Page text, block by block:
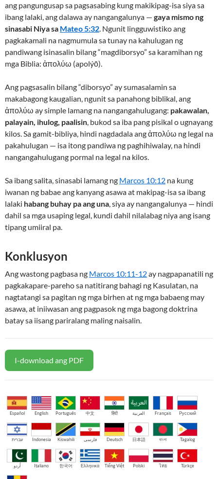
ang pangungusap sa pagsasabing kung makikipag-isa siya sa
ibang lalaki, ang dalawa ay nangangalunya — gaya mismo ng
sinasabi Niya sa Mateo 5:32. Ngunit lingguwistiko ang
pagkakamali na nagmumula sa tunay na kahulugan ng
pandiwang isinasalin bilang “magdiborsyo” sa karamihan ng
mga Biblia: ἀπολύω (apolýō).
Ang pagsasalin bilang “diborsyo” ay sumasalamin sa
makabagong kaugalian, ngunit sa panahong biblikal, ang
ἀπολύω ay simple lamang na nangangahulugang: pakawalan,
palayain, ihulog, paalisin, bukod sa iba pang pisikal o ugnayang
kilos. Sa gamit-bibliya, hindi nagdadala ang ἀπολύω ng legal na
pakahulugan — isa itong pandiwa ng paghihiwalay, na hindi
nangangahulugang pormal na legal na kilos.
Sa ibang salita, sinasabi lamang ng Marcos 10:12 na kung
iwanan ng babae ang kanyang asawa at makipag-isa sa ibang
lalaki habang buhay pa ang una, siya ay nangangalunya — hindi
dahil sa mga usaping legal, kundi dahil nilalabag niya ang isang
tipang umiiral pa.
Konklusyon
Ang wastong pagbasa ng Marcos 10:11-12ay nagpapanatili ng
pagkakapare-pareho sa natitirang bahagi ng Kasulatan, na
nagtatangi sa pagitan ng mga birhen at ng mga babaeng may
asawa, at iniiwasan ang pagpasok ng mga bagong doktrina
batay sa iisang pariralang maling naisalin.
I-download ang PDF
Español English Português 中文 हिंदी العربية Français Русский
עברית Indonesia Kiswahili فارسی Deutsch 日本語 বাংলা Tagalog
اُردو Italiano 한국어 Ελληνικά Tiếng Việt Polski ไทย Türkçe